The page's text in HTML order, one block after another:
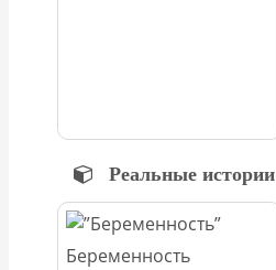
Реальные истории
Беременность